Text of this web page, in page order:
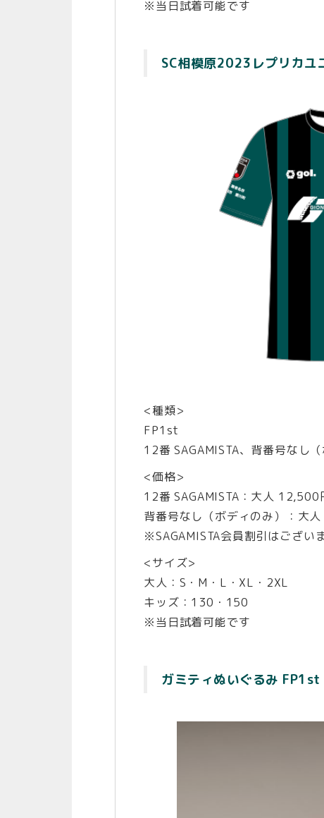
※当日試着可能です
SC相模原2023レプリカユ
<種類>
FP1st
12番 SAGAMISTA、背番号なし
<価格>
12番 SAGAMISTA：大人
背番号なし（ボディのみ）：大
※SAGAMISTA会員割引はござい
<サイズ>
大人：S・M・L・XL・2XL
キッズ：130・150
※当日試着可能です
ガミティぬいぐるみ FP1st